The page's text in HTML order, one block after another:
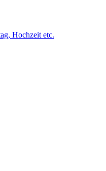
Hochzeit etc.